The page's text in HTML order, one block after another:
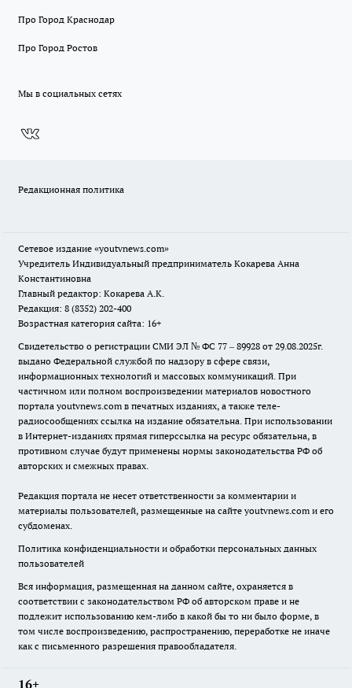
Про Город Краснодар
Про Город Ростов
Мы в социальных сетях
Редакционная политика
Сетевое издание «youtvnews.com»
Учредитель Индивидуальный предприниматель Кокарева Анна
Константиновна
Главный редактор: Кокарева А.К.
Редакция: 8 (8352) 202-400
Возрастная категория сайта: 16+
Свидетельство о регистрации СМИ ЭЛ № ФС 77 – 89928 от 29.08.2025г.
выдано Федеральной службой по надзору в сфере связи,
информационных технологий и массовых коммуникаций. При
частичном или полном воспроизведении материалов новостного
портала youtvnews.com в печатных изданиях, а также теле-
радиосообщениях ссылка на издание обязательна. При использовании
в Интернет-изданиях прямая гиперссылка на ресурс обязательна, в
противном случае будут применены нормы законодательства РФ об
авторских и смежных правах.
Редакция портала не несет ответственности за комментарии и
материалы пользователей, размещенные на сайте youtvnews.com и его
субдоменах.
Политика конфиденциальности и обработки персональных данных
пользователей
Вся информация, размещенная на данном сайте, охраняется в
соответствии с законодательством РФ об авторском праве и не
подлежит использованию кем-либо в какой бы то ни было форме, в
том числе воспроизведению, распространению, переработке не иначе
как с письменного разрешения правообладателя.
16+